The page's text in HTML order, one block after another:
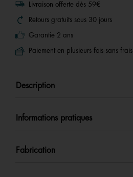
Livraison offerte dès 59€
Retours gratuits sous 30 jours
Garantie 2 ans
Paiement en plusieurs fois sans frais
Description
Informations pratiques
Fabrication